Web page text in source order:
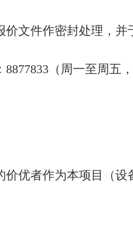
文件作密封处理，并
（周一至周五
价优者作为本项目（